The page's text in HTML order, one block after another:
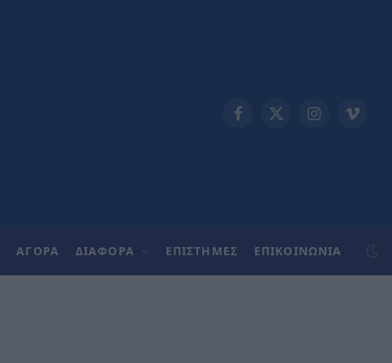
Facebook
X
InstagramVimeo
ΑΓΟΡΑ ΔΙΑΦΟΡΑ ΕΠΙΣΤΗΜΕΣ ΕΠΙΚΟΙΝΩΝΊΑ